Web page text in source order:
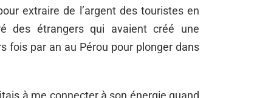
extraire de l’argent des touristes en
des étrangers qui avaient créé une
fois par an au Pérou pour plonger dans
à me connecter à son énergie quand